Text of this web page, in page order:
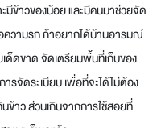
มีข้าวของน้อย และมีคนมาช่วยจัด
ความรก ถ้าอยากได้บ้านอารมณ์
ด็ดขาด จัดเตรียมพื้นที่เก็บของ
จัดระเบียบ เพื่อที่จะได้ไม่ต้อง
ข้าว ส่วนเกินจากการใช้สอยที่